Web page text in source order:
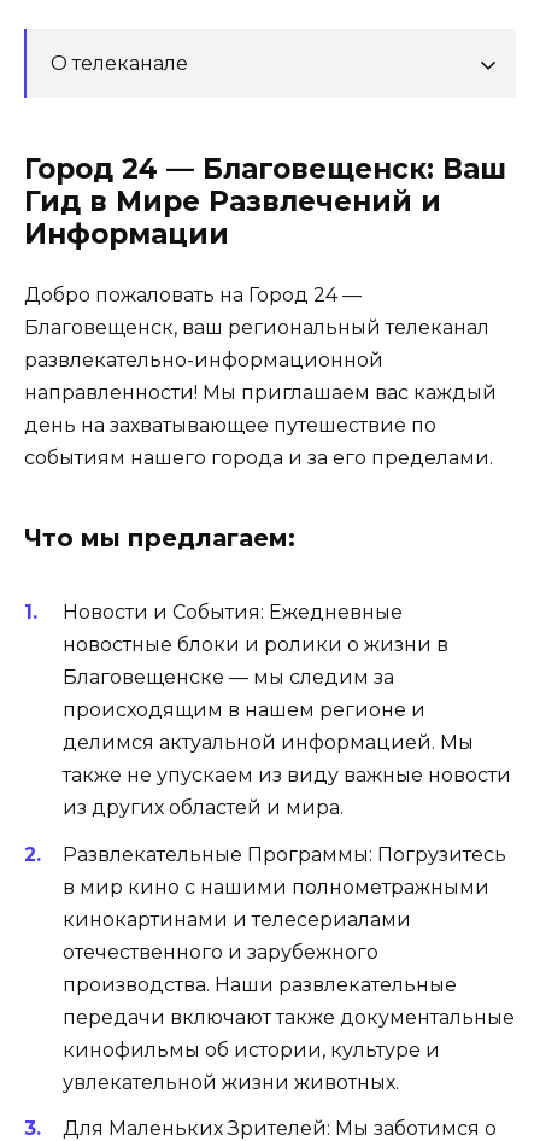
О телеканале
Город 24 — Благовещенск: Ваш
Гид в Мире Развлечений и
Информации
Добро пожаловать на Город 24 —
Благовещенск, ваш региональный телеканал
развлекательно-информационной
направленности! Мы приглашаем вас каждый
день на захватывающее путешествие по
событиям нашего города и за его пределами.
Что мы предлагаем:
Новости и События: Ежедневные
новостные блоки и ролики о жизни в
Благовещенске — мы следим за
происходящим в нашем регионе и
делимся актуальной информацией. Мы
также не упускаем из виду важные новости
из других областей и мира.
Развлекательные Программы: Погрузитесь
в мир кино с нашими полнометражными
кинокартинами и телесериалами
отечественного и зарубежного
производства. Наши развлекательные
передачи включают также документальные
кинофильмы об истории, культуре и
увлекательной жизни животных.
Для Маленьких Зрителей: Мы заботимся о